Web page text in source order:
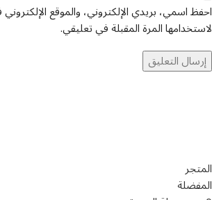
احفظ اسمي، بريدي الإلكتروني، والموقع
لاستخدامها المرة المقبلة في تعليقي.
المتجر
المفضلة